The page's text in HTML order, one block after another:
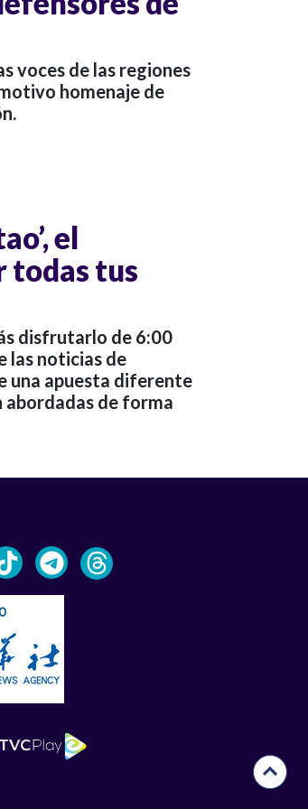
voces de las regiones
homenaje de
el
todas tus
disfrutarlo de 6:00
las noticias de
una apuesta diferente
abordadas de forma